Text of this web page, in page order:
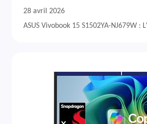
28 avril 2026
ASUS Vivobook 15 S1502YA-